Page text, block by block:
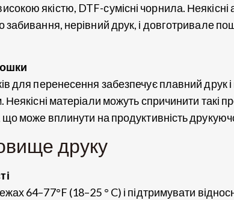
якістю, DTF-сумісні чорнила. Неякісні
забивання, нерівний друк, і довготривале
для перенесення забезпечує плавний друк і
матеріали можуть спричинити такі
може вплинути на продуктивність
друку
64–77°F (18–25 ° C) і підтримувати